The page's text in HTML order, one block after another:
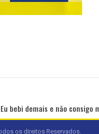
bebi demais e não consigo
os direitos Reservados.